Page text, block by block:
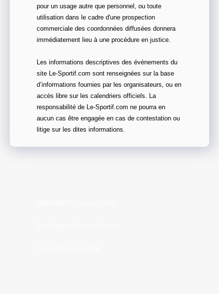
pour un usage autre que personnel, ou toute
utilisation dans le cadre d'une prospection
commerciale des coordonnées diffusées donnera
immédiatement lieu à une procédure en justice.
Les informations descriptives des évènements du
site Le-Sportif.com sont renseignées sur la base
d’informations fournies par les organisateurs, ou en
accès libre sur les calendriers officiels. La
responsabilité de Le-Sportif.com ne pourra en
aucun cas être engagée en cas de contestation ou
litige sur les dites informations.